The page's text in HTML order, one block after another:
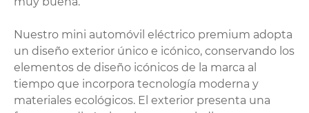
Nuestro mini automóvil eléctrico premium adopta
un diseño exterior único e icónico, conservando los
elementos de diseño icónicos de la marca al
tiempo que incorpora tecnología moderna y
materiales ecológicos. El exterior presenta una